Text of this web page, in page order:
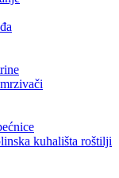
kuhališta roštilji